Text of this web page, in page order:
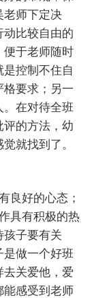
老师下定决
动比较自由的
便于老师随时
控制不住自
格要求；另一
。在对待全班
评的方法，幼
就找到了。
良好的心态；
具有积极的热
孩子要有关
是做一个好班
去关爱他，爱
能感受到老师